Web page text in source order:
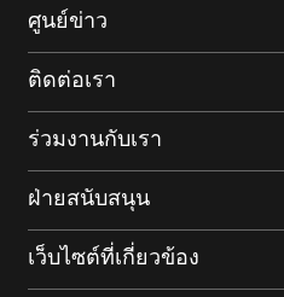
ศูนย์ข่าว
ติดต่อเรา
ร่วมงานกับเรา
ฝ่ายสนับสนุน
เว็บไซต์ที่เกี่ยวข้อง